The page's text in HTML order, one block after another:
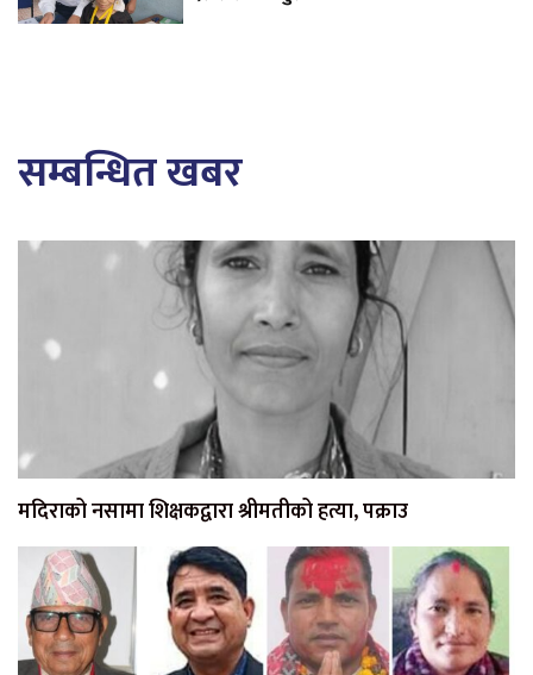
सम्बन्धित खबर
मदिराको नसामा शिक्षकद्वारा श्रीमतीको हत्या, पक्राउ